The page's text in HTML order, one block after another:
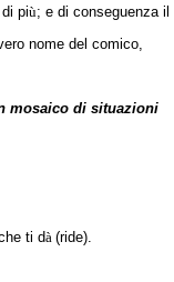
più; e di conseguenza il
nome del comico,
mosaico di situazioni
ti dà (ride).